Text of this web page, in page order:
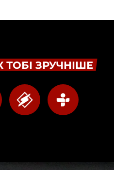
ТОБІ ЗРУЧНІШЕ